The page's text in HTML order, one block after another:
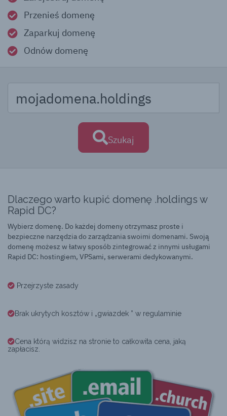
Przenieś domenę
Zaparkuj domenę
Odnów domenę
Szukaj
Dlaczego warto kupić domenę .holdings w
Rapid DC?
Wybierz domenę. Do każdej domeny otrzymasz proste i
bezpieczne narzędzia do zarządzania swoimi domenami. Swoją
domenę możesz w łatwy sposób zintegrować z innymi usługami
Rapid DC: hostingiem, VPSami, serwerami dedykowanymi.
Przejrzyste zasady
Brak ukrytych kosztów i „gwiazdek ” w regulaminie
Cena którą widzisz na stronie to całkowita cena, jaką
zapłacisz.